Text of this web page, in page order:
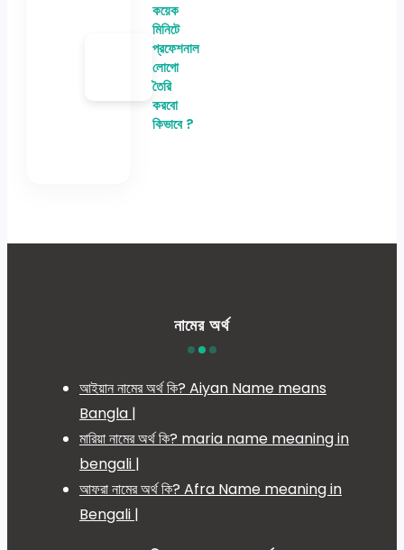
কয়েক
মিনিটে
প্রফেশনাল
লোগো
তৈরি
করবো
কিভাবে ?
নামের অর্থ
আইয়ান নামের অর্থ কি? Aiyan Name means
Bangla |
মারিয়া নামের অর্থ কি? maria name meaning in
bengali |
আফরা নামের অর্থ কি? Afra Name meaning in
Bengali |